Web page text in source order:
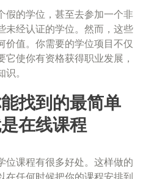
假的学位，甚至去参加一个非
未经认证的学位。然而，这些
价值。你需要的学位项目不仅
使你有资格获得职业发展，
。
找到的最简单
在线课程
位课程有很多好处。这样做的